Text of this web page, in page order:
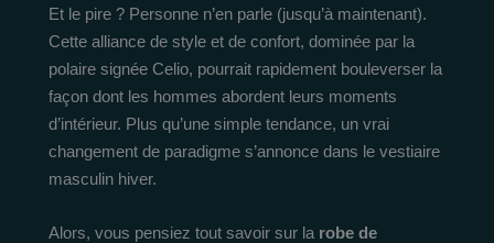
Et le pire ? Personne n’en parle (jusqu’à maintenant).
Cette alliance de style et de confort, dominée par la
polaire signée Celio, pourrait rapidement bouleverser la
façon dont les hommes abordent leurs moments
d’intérieur. Plus qu’une simple tendance, un vrai
changement de paradigme s’annonce dans le vestiaire
masculin hiver.
Alors, vous pensiez tout savoir sur la robe de